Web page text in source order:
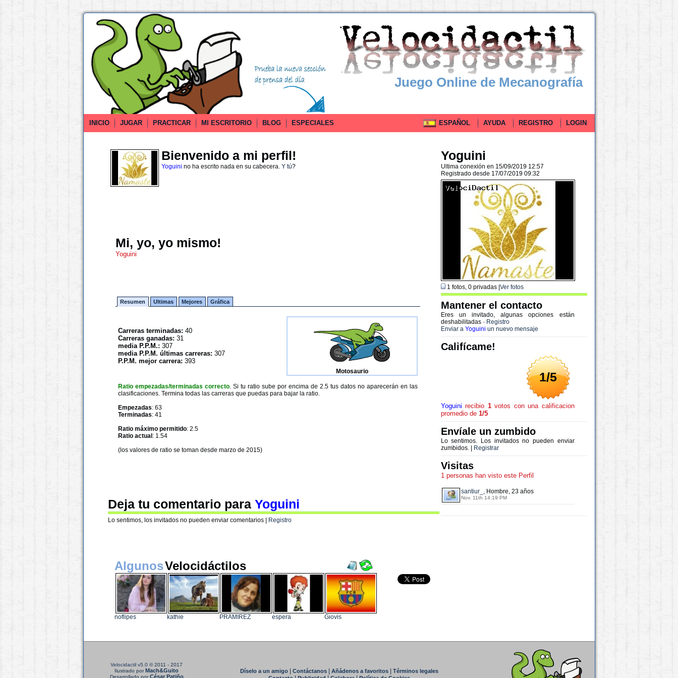
Juego Online de Mecanografía
INICIO JUGAR PRACTICAR MI ESCRITORIO BLOG ESPECIALES ESPAÑOL AYUDA REGISTRO LOGIN
Bienvenido a mi perfil!
Yoguini no ha escrito nada en su cabecera. Y tú?
Mi, yo, yo mismo!
Yoguini
Resumen Ultimas Mejores Gráfica
Carreras terminadas: 40
Carreras ganadas: 31
media P.P.M.: 307
media P.P.M. últimas carreras: 307
P.P.M. mejor carrera: 393
Motosaurio
Ratio empezadas/terminadas correcto. Si tu ratio sube por encima de 2.5 tus datos no aparecerán en las
clasificaciones. Termina todas las carreras que puedas para bajar la ratio.
Empezadas: 63
Terminadas: 41
Ratio máximo permitido: 2.5
Ratio actual : 1.54
(los valores de ratio se toman desde marzo de 2015)
Deja tu comentario para Yoguini
Lo sentimos, los invitados no pueden enviar comentarios | Registro
Yoguini
Ultima conexión en 15/09/2019 12:57
Registrado desde 17/07/2019 09:32
1 fotos, 0 privadas | Ver fotos
Mantener el contacto
Eres un invitado, algunas opciones están
deshabilitadas · Registro
Enviar a Yoguini un nuevo mensaje
Califícame!
1/5
Yoguini recibio 1votos con una calificacion
promedio de 1/5
Envíale un zumbido
Lo sentimos. Los invitados no pueden enviar
zumbidos. |
Registrar
Visitas
1 personas han visto este Perfil
santiur_ , Hombre, 23 años
Nov. 11th 14:19 PM
AlgunosVelocidáctilos
noflipes kathie PRAMIREZ espera Giovis
Velocidactil v5.0 © 2011 - 2017
Ilustrado porMach&Guito
Desarrollado porCésar Patiño
Díselo a un amigo| Contáctanos| Añádenos a favoritos|
Términos legales